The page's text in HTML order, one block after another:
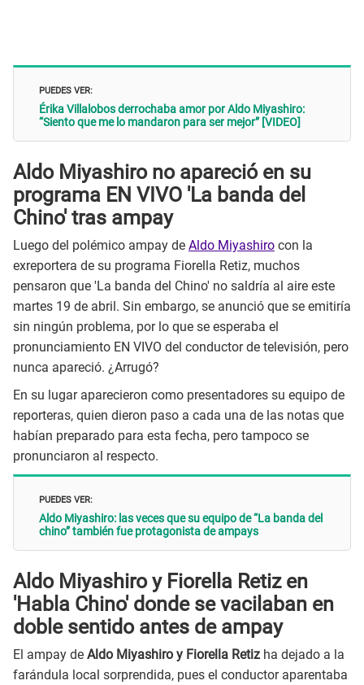
PUEDES VER:
Érika Villalobos derrochaba amor por Aldo Miyashiro:
“Siento que me lo mandaron para ser mejor” [VIDEO]
Aldo Miyashiro no apareció en su
programa EN VIVO 'La banda del
Chino' tras ampay
Luego del polémico ampay de Aldo Miyashiro con la
exreportera de su programa Fiorella Retiz, muchos
pensaron que 'La banda del Chino' no saldría al aire este
martes 19 de abril. Sin embargo, se anunció que se emitiría
sin ningún problema, por lo que se esperaba el
pronunciamiento EN VIVO del conductor de televisión, pero
nunca apareció. ¿Arrugó?
En su lugar aparecieron como presentadores su equipo de
reporteras, quien dieron paso a cada una de las notas que
habían preparado para esta fecha, pero tampoco se
pronunciaron al respecto.
PUEDES VER:
Aldo Miyashiro: las veces que su equipo de “La banda del
chino” también fue protagonista de ampays
Aldo Miyashiro y Fiorella Retiz en
'Habla Chino' donde se vacilaban en
doble sentido antes de ampay
El ampay de Aldo Miyashiro y Fiorella Retiz ha dejado a la
farándula local sorprendida, pues el conductor aparentaba